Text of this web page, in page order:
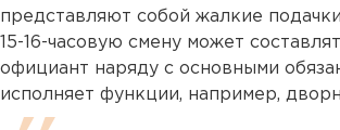
представляют собой жалкие
15-16-часовую смену может
официант наряду с основными
исполняет функции, например,